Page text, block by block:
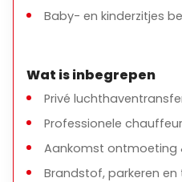
Baby- en kinderzitjes
Wat is inbegrepen
Privé
Professionele chauffeur
Aankomst ontmoeting
Brandstof, parkeren en